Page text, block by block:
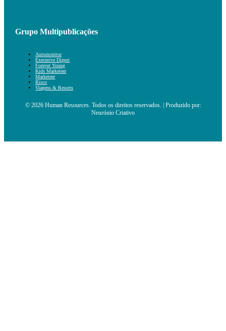
Grupo Multipublicações
Automonitor
Executive Digest
Forever Young
Kids Marketeer
Marketeer
Risco
Viagens & Resorts
© 2026 Human Resources. Todos os direitos reservados. | Produzido por:
Neurónio Criativo